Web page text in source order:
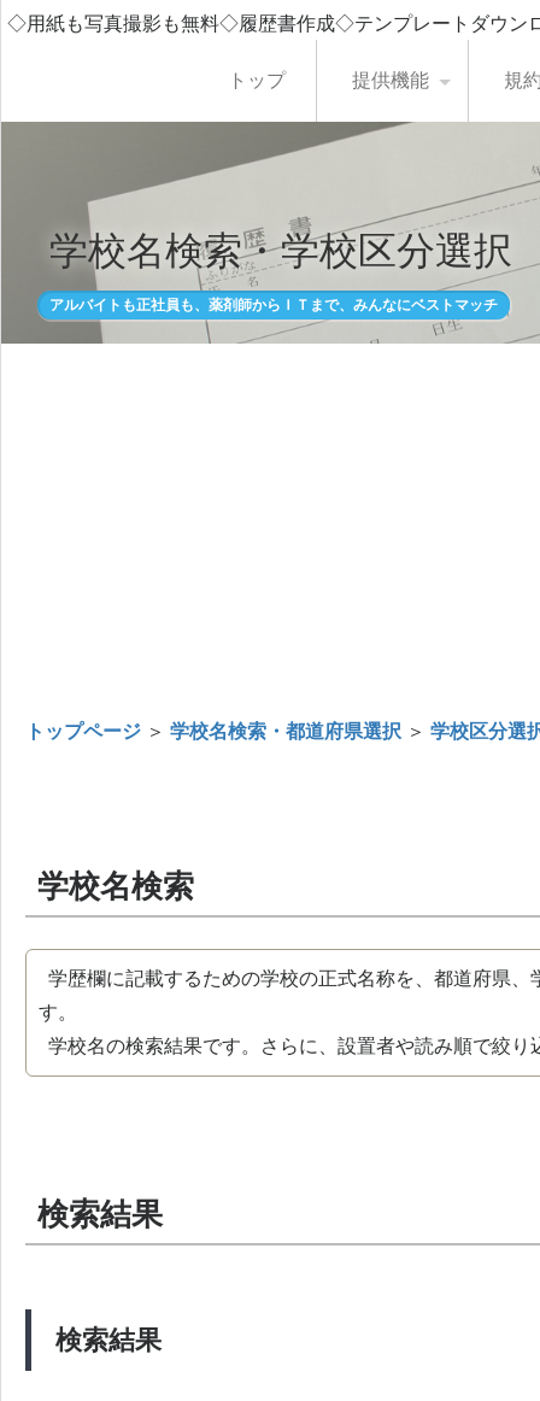
◇用紙も写真撮影も無料◇履歴書作成◇テンプレートダウ
トップ 提供機能 規
学校名検索・学校区分選択
アルバイトも正社員も、薬剤師からＩＴまで、みんなにベストマッチ
トップページ ＞ 学校名検索・都道府県選択 ＞ 学校区分選
学校名検索
学歴欄に記載するための学校の正式名称を、都道府県
す。
学校名の検索結果です。さらに、設置者や読み順で絞り
検索結果
検索結果